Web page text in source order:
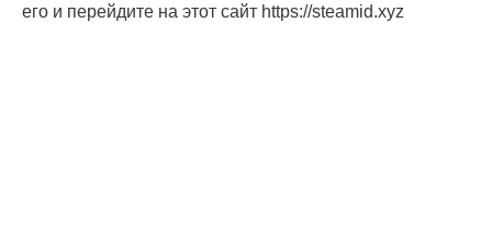
его и перейдите на этот сайт https://steamid.xyz